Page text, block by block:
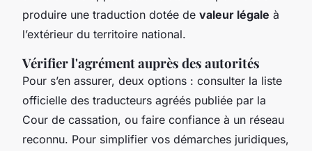
produire une traduction dotée de valeur légale à
l’extérieur du territoire national.
Vérifier l'agrément auprès des autorités
Pour s’en assurer, deux options : consulter la liste
officielle des traducteurs agréés publiée par la
Cour de cassation, ou faire confiance à un réseau
reconnu. Pour simplifier vos démarches juridiques,